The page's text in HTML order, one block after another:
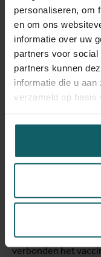
personaliseren, om
en om ons
informatie over uw
partners voor
partners kunnen
informatie die u
verzameld op basis
De grootste
Meer dan tien jaar
met dezelfde
opgedoken en
overeenkomsten
beschermen.
afspraken gemaakt
toegang te geven
Maar covid-19 is
2009 en heeft
Covax werken? De
het grote knelpunt.
AstraZeneca en
verbonden het